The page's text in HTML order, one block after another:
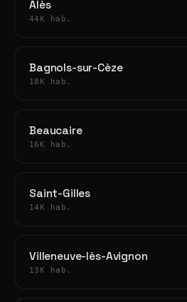
Alès
44K hab.
Bagnols-sur-Cèze
18K hab.
Beaucaire
16K hab.
Saint-Gilles
14K hab.
Villeneuve-lès-Avignon
13K hab.